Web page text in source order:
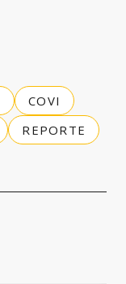
COVI
REPORTE